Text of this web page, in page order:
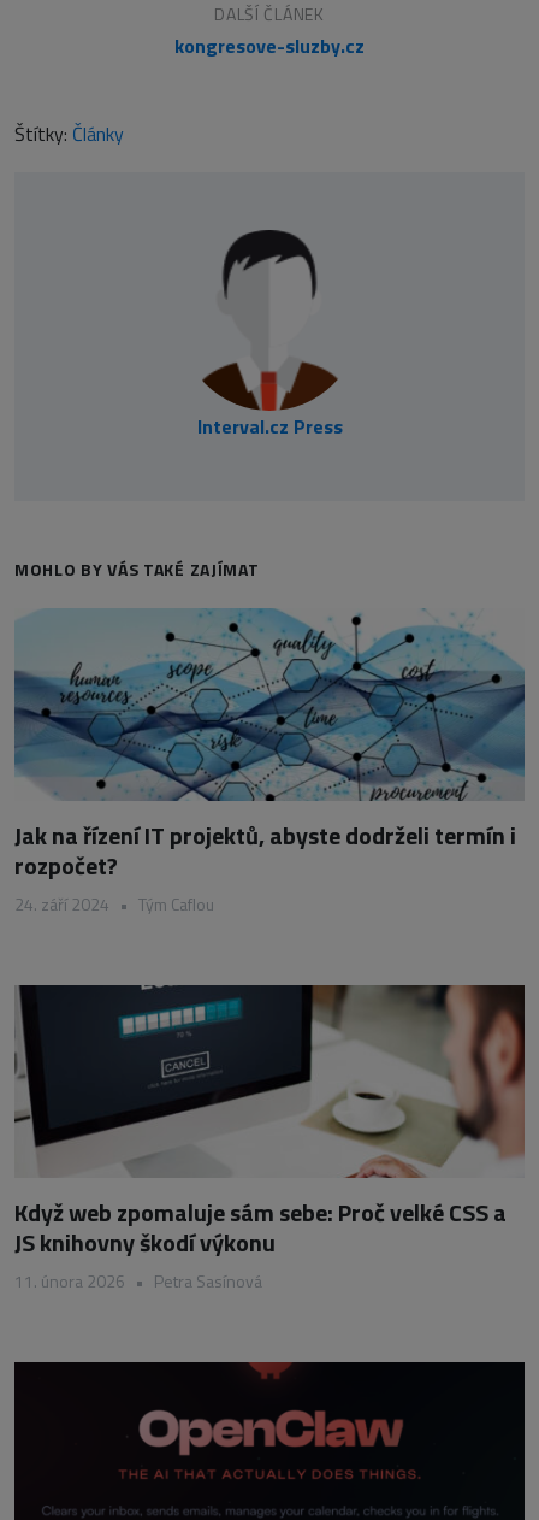
DALŠÍ ČLÁNEK
kongresove-sluzby.cz
Štítky: Články
Interval.cz Press
MOHLO BY VÁS TAKÉ ZAJÍMAT
Jak na řízení IT projektů, abyste dodrželi termín i
rozpočet?
24. září 2024 • Tým Caflou
Když web zpomaluje sám sebe: Proč velké CSS a
JS knihovny škodí výkonu
11. února 2026 • Petra Sasínová